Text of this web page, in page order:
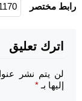
رابط مختصر
اترك تعليق
لن يتم نشر
إليها بـ *